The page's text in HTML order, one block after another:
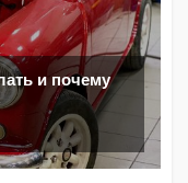
и почему